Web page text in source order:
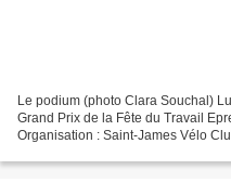
Le podium (photo Clara Souchal) Lundi 1er mai 2023 Cruas (07) 70ème
Grand Prix de la Fête du Travail
Organisation : Saint-James Vélo